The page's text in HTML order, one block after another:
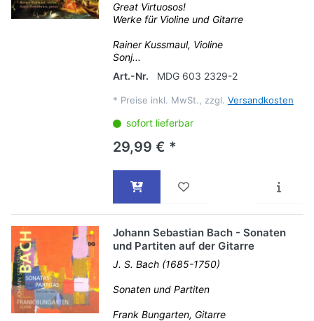
Great Virtuosos!
Werke für Violine und Gitarre
Rainer Kussmaul, Violine
Sonj...
Art.-Nr.
MDG 603 2329-2
* Preise inkl. MwSt., zzgl. Versandkosten
sofort lieferbar
29,99 € *
Johann Sebastian Bach - Sonaten
und Partiten auf der Gitarre
J. S. Bach (1685-1750)
Sonaten und Partiten
Frank Bungarten, Gitarre